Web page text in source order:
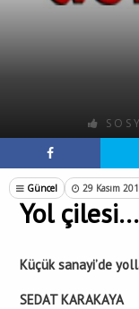
Güncel 29 Kasım
Yol
Küçük sanayi’de
SEDAT KARAKAYA